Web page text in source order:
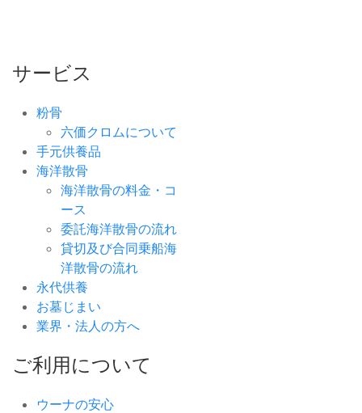
サービス
粉骨
六価クロムについて
手元供養品
海洋散骨
海洋散骨の料金・コ
ース
委託海洋散骨の流れ
貸切及び合同乗船海
洋散骨の流れ
永代供養
お墓じまい
業界・法人の方へ
ご利用について
ウーナの安心